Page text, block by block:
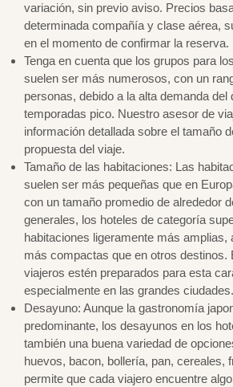
variación, sin previo aviso. Precios
determinada compañía y clase aérea,
en el momento de confirmar la reserva.
Tenga en cuenta que los grupos para
suelen ser más numerosos, con un
personas, debido a la alta demanda del
temporadas pico. Nuestro asesor de
información detallada sobre el tamaño
propuesta del viaje.
Tamaño de las habitaciones: Las
suelen ser más pequeñas que en
con un tamaño promedio de alrededor
generales, los hoteles de categoría
habitaciones ligeramente más amplias,
más compactas que en otros destinos.
viajeros estén preparados para esta
especialmente en las grandes ciudades.
Desayuno: Aunque la gastronomía
predominante, los desayunos en los
también una buena variedad de
huevos, bacon, bollería, pan, cereales,
permite que cada viajero encuentre